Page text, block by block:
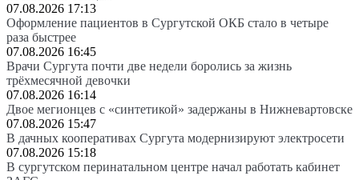
07.08.2026 17:13
Оформление пациентов в Сургутской ОКБ стало в четыре
раза быстрее
07.08.2026 16:45
Врачи Сургута почти две недели боролись за жизнь
трёхмесячной девочки
07.08.2026 16:14
Двое мегионцев с «синтетикой» задержаны в Нижневартовске
07.08.2026 15:47
В дачных кооперативах Сургута модернизируют электросети
07.08.2026 15:18
В сургутском перинатальном центре начал работать кабинет